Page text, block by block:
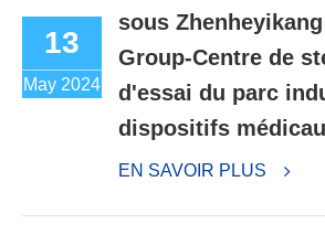
13
May 2024
sous
Group-Centre de
d'essai du parc
dispositifs
EN SAVOIR PLUS